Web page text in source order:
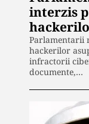
interzis
Parlamentarii
hackerilor
infractorii
documente,…